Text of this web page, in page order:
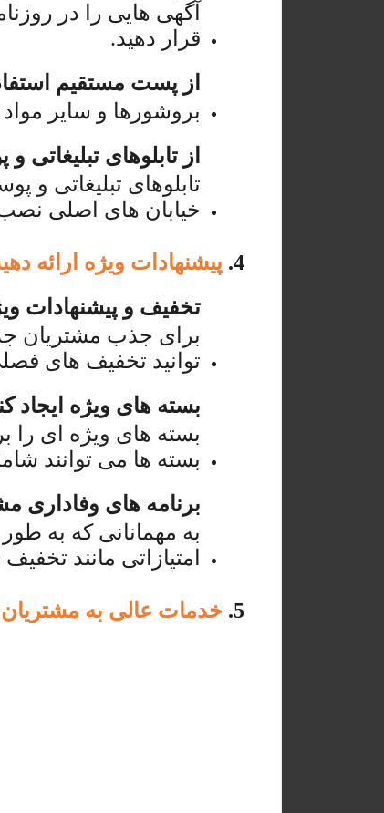
آگهی هایی را در
قرار دهید.
از پست مستقیم
بروشورها و سایر
از تابلوهای تبلیغاتی
تابلوهای تبلیغاتی و
خیابان های اصلی نصب
4. پیشنهادات ویژه ارائه
تخفیف و پیشنهادات
برای جذب مشتریان
توانید تخفیف های
بسته های ویژه ایجاد
بسته های ویژه ای را
بسته ها می توانند
برنامه های وفاداری
به مهمانانی که به
امتیازاتی مانند
5. خدمات عالی به مشتریان